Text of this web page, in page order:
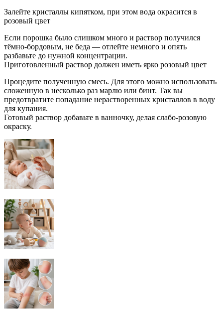
Залейте кристаллы кипятком, при этом вода окрасится в
розовый цвет
Если порошка было слишком много и раствор получился
тёмно-бордовым, не беда — отлейте немного и опять
разбавьте до нужной концентрации.
Приготовленный раствор должен иметь ярко розовый цвет
Процедите полученную смесь. Для этого можно использовать
сложенную в несколько раз марлю или бинт. Так вы
предотвратите попадание нерастворенных кристаллов в воду
для купания.
Готовый раствор добавьте в ванночку, делая слабо-розовую
окраску.